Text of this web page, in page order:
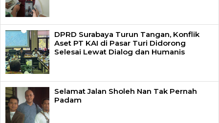
DPRD Surabaya Turun Tangan, Konflik
Aset PT KAI di Pasar Turi Didorong
Selesai Lewat Dialog dan Humanis
Selamat Jalan Sholeh Nan Tak Pernah
Padam